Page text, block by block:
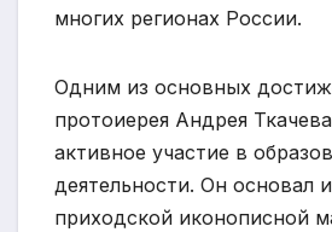
многих регионах России.
Одним из основных
протоиерея Андрея
активное участие в
деятельности. Он основал
приходской иконописной